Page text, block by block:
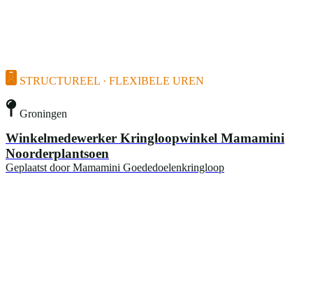
STRUCTUREEL · FLEXIBELE UREN
Groningen
Winkelmedewerker Kringloopwinkel Mamamini
Noorderplantsoen
Geplaatst door Mamamini Goededoelenkringloop